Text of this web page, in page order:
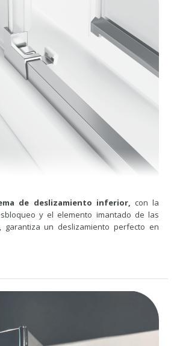
de deslizamiento inferior, con la
y el elemento imantado de las
garantiza un deslizamiento perfecto en